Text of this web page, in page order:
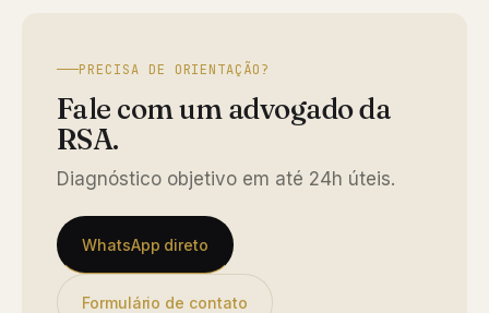
PRECISA DE ORIENTAÇÃO?
Fale com um advogado da
RSA.
Diagnóstico objetivo em até 24h úteis.
WhatsApp direto
Formulário de contato